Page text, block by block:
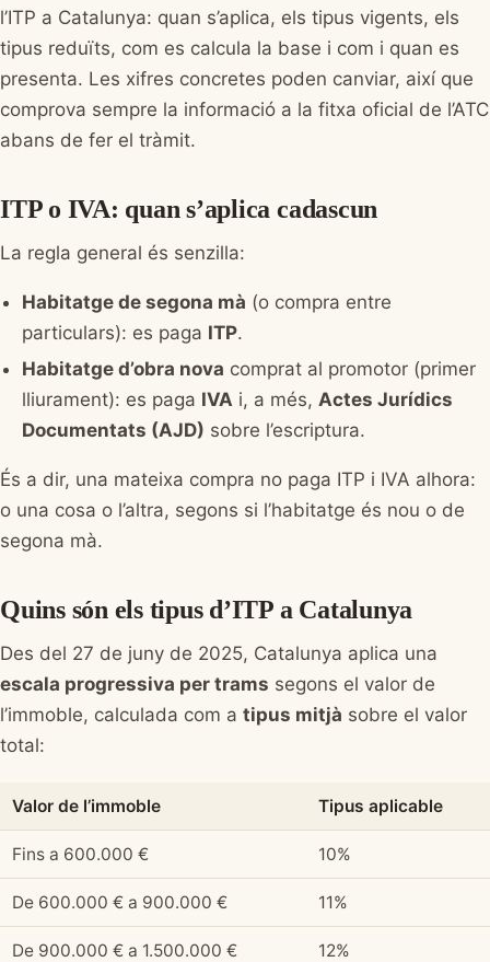
l’ITP a Catalunya: quan s’aplica, els tipus vigents, els
tipus reduïts, com es calcula la base i com i quan es
presenta. Les xifres concretes poden canviar, així que
comprova sempre la informació a la fitxa oficial de l’ATC
abans de fer el tràmit.
ITP o IVA: quan s’aplica cadascun
La regla general és senzilla:
Habitatge de segona mà (o compra entre
particulars): es paga ITP.
Habitatge d’obra nova comprat al promotor (primer
lliurament): es paga IVA i, a més, Actes Jurídics
Documentats (AJD) sobre l’escriptura.
És a dir, una mateixa compra no paga ITP i IVA alhora:
o una cosa o l’altra, segons si l’habitatge és nou o de
segona mà.
Quins són els tipus d’ITP a Catalunya
Des del 27 de juny de 2025, Catalunya aplica una
escala progressiva per trams segons el valor de
l’immoble, calculada com a tipus mitjà sobre el valor
total:
Valor de l’immoble Tipus aplicable
Fins a 600.000 € 10%
De 600.000 € a 900.000 € 11%
De 900.000 € a 1.500.000 € 12%